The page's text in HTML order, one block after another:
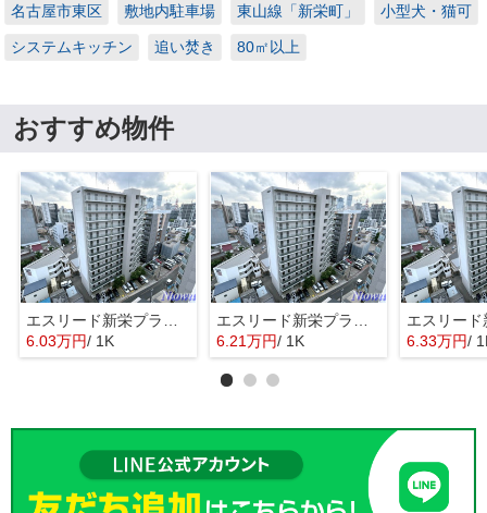
名古屋市東区 敷地内駐車場 東山線「新栄町」 小型犬・猫可
システムキッチン 追い焚き 80㎡以上
おすすめ物件
6.03万円/ 1K
6.21万円/ 1K 6.33万円/